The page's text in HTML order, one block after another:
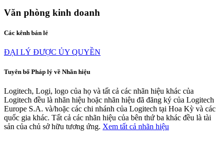
Văn phòng kinh doanh
Các kênh bán lẻ
ĐẠI LÝ ĐƯỢC ỦY QUYỀN
Tuyên bố Pháp lý về Nhãn hiệu
Logitech, Logi, logo của họ và tất cả các nhãn hiệu khác của
Logitech đều là nhãn hiệu hoặc nhãn hiệu đã đăng ký của Logitech
Europe S.A. và/hoặc các chi nhánh của Logitech tại Hoa Kỳ và các
quốc gia khác. Tất cả các nhãn hiệu của bên thứ ba khác đều là tài
sản của chủ sở hữu tương ứng. Xem tất cả nhãn hiệu